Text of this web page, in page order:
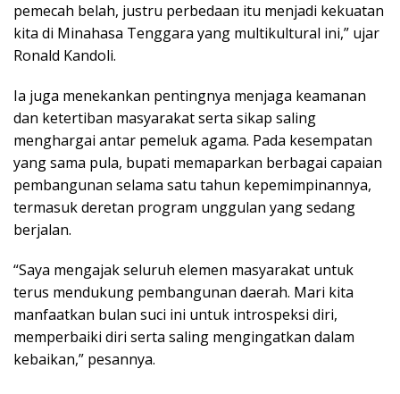
pemecah belah, justru perbedaan itu menjadi kekuatan
kita di Minahasa Tenggara yang multikultural ini,” ujar
Ronald Kandoli.
Ia juga menekankan pentingnya menjaga keamanan
dan ketertiban masyarakat serta sikap saling
menghargai antar pemeluk agama. Pada kesempatan
yang sama pula, bupati memaparkan berbagai capaian
pembangunan selama satu tahun kepemimpinannya,
termasuk deretan program unggulan yang sedang
berjalan.
“Saya mengajak seluruh elemen masyarakat untuk
terus mendukung pembangunan daerah. Mari kita
manfaatkan bulan suci ini untuk introspeksi diri,
memperbaiki diri serta saling mengingatkan dalam
kebaikan,” pesannya.